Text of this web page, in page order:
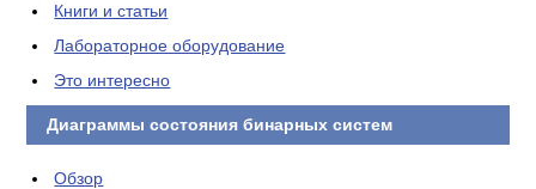
Книги и статьи
Лабораторное оборудование
Это интересно
Диаграммы состояния бинарных систем
Обзор